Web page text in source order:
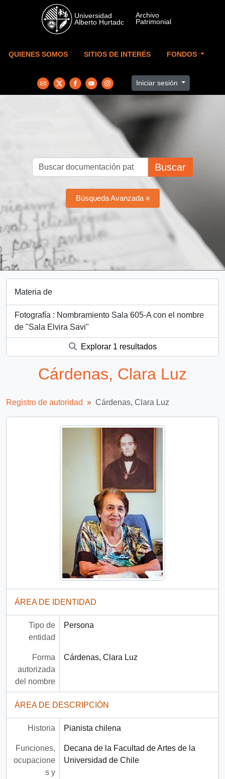
Skip to main content
QUIENES SOMOS SITIOS DE INTERÉS FONDOS
Iniciar sesión
Buscar
Búsqueda Avanzada »
Materia de
Fotografía : Nombramiento Sala 605-A con el nombre
de "Sala Elvira Savi"
Explorar 1 resultados
Cárdenas, Clara Luz
Registro de autoridad Cárdenas, Clara Luz
ÁREA DE IDENTIDAD
Tipo de
entidad
Persona
Forma
autorizada
del nombre
Cárdenas, Clara Luz
ÁREA DE DESCRIPCIÓN
Historia Pianista chilena
Funciones,
ocupacione
s y
Decana de la Facultad de Artes de la
Universidad de Chile